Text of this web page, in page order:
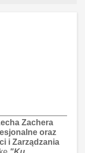
Zachera
oraz
i Zarządzania